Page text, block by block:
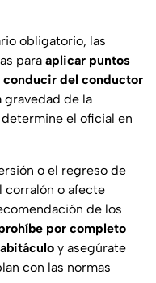
obligatorio, las
para aplicar puntos
conducir del conductor
gravedad de la
el oficial en
o el regreso de
corralón o afecte
de los
por completo
y asegúrate
con las normas